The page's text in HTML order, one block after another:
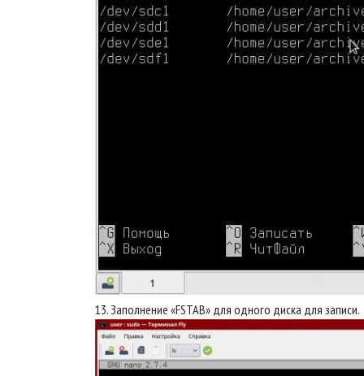
13. Заполнение «FSTAB» для одного диска для записи.